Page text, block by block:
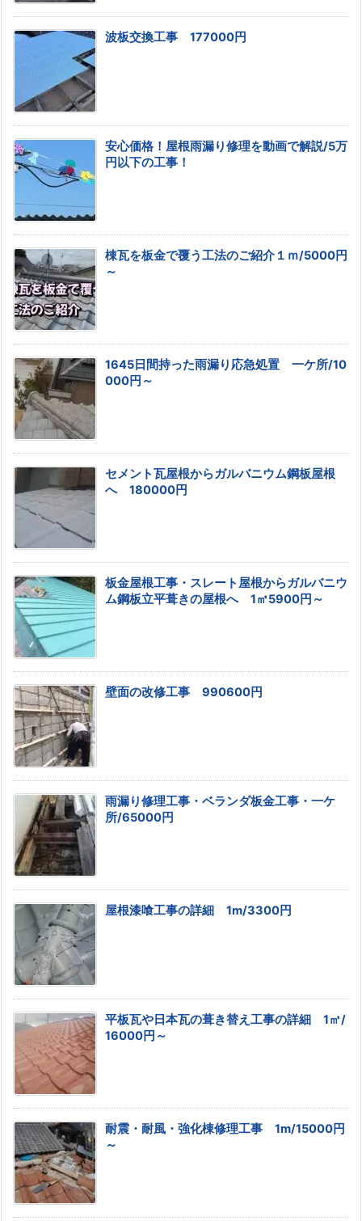
波板交換工事 177000円
安心価格！屋根雨漏り修理を動画で解説/5万
円以下の工事！
棟瓦を板金で覆う工法のご紹介１ｍ/5000円
～
1645日間持った雨漏り応急処置 一ケ所/10
000円～
セメント瓦屋根からガルバニウム鋼板屋根
へ 180000円
板金屋根工事・スレート屋根からガルバニウ
ム鋼板立平葺きの屋根へ 1㎡5900円～
壁面の改修工事 990600円
雨漏り修理工事・ベランダ板金工事・一ケ
所/65000円
屋根漆喰工事の詳細 1m/3300円
平板瓦や日本瓦の葺き替え工事の詳細 1㎡/
16000円～
耐震・耐風・強化棟修理工事 1m/15000円
～